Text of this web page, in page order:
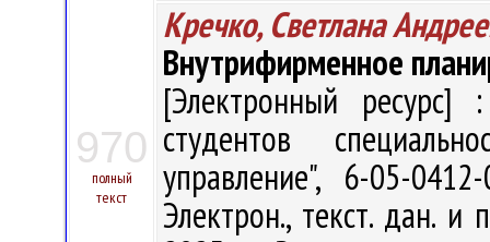
970
полный
текст
Кречко, Светлана
Внутрифирменное
[Электронный ресурс]
студентов
управление", 6-05-
Электрон., текст. дан.